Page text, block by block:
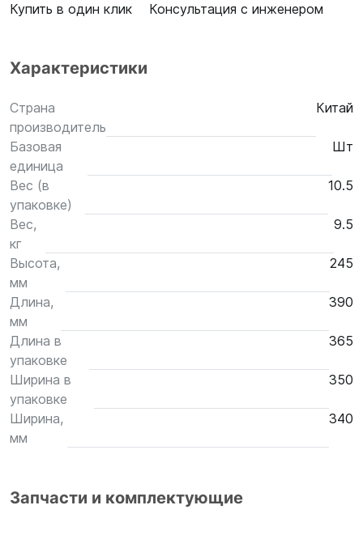
Купить в один клик
Консультация с инженером
Характеристики
Страна
производитель
Китай
Базовая
единица
Шт
Вес (в
упаковке)
10.5
Вес,
кг
9.5
Высота,
мм
245
Длина,
мм
390
Длина в
упаковке
365
Ширина в
упаковке
350
Ширина,
мм
340
Запчасти и комплектующие